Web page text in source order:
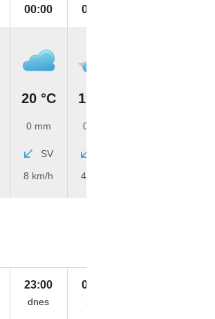
00:00
20 °C
0 mm
SV
8 km/h
01:00
19 °C
0 mm
4 km/h
23:00
dnes
00:00
zítra